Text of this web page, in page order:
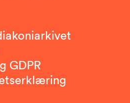
GDPR